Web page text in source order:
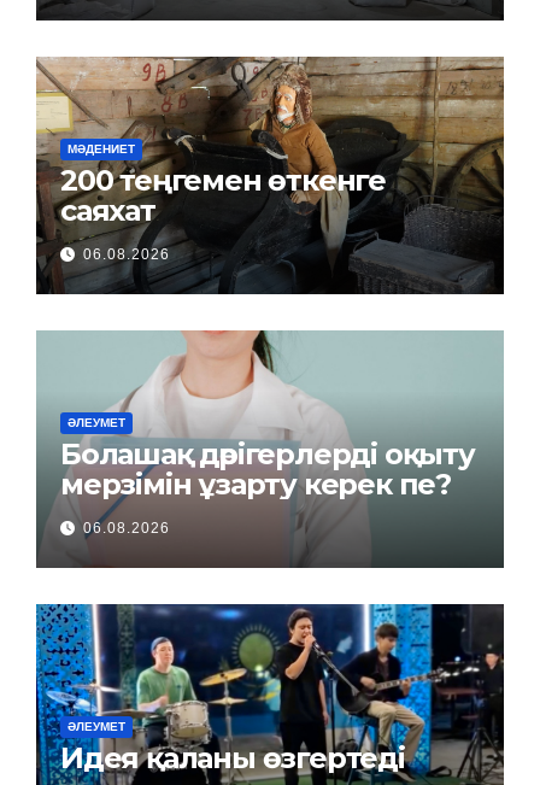
МӘДЕНИЕТ
200 теңгемен өткенге
саяхат
06.08.2026
ӘЛЕУМЕТ
Болашақ дәрігерлерді оқыту
мерзімін ұзарту керек пе?
06.08.2026
ӘЛЕУМЕТ
Идея қаланы өзгертеді